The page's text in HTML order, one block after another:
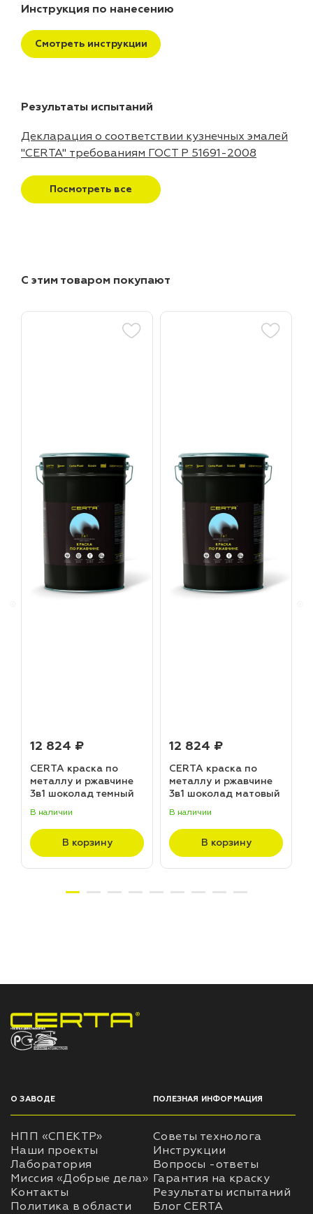
Инструкция по нанесению
Смотреть инструкции
Результаты испытаний
Декларация о соответствии кузнечных эмалей
"CERTA" требованиям ГОСТ Р 51691-2008
Посмотреть все
С этим товаром покупают
12 824 ₽
CERTA краска по
металлу и ржавчине
3в1 шоколад темный
(20,0кг)
В наличии
В корзину
12 824 ₽
CERTA краска по
металлу и ржавчине
3в1 шоколад матовый
В наличии
В корзину
НПП «СПЕКТР» ЗАВОД ЛАКОКРАСОЧНЫХ МАТЕРИАЛОВ
О ЗАВОДЕ
НПП «СПЕКТР»
Наши проекты
Лаборатория
Миссия «Добрые дела»
Контакты
Политика в области
ПОЛЕЗНАЯ ИНФОРМАЦИЯ
Советы технолога
Инструкции
Вопросы -ответы
Гарантия на краску
Результаты испытаний
Блог CERTA